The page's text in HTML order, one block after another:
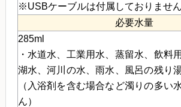
※USBケーブルは付属しておりません
必要水量
285ml
・水道水、工業用水、蒸留水、飲料
湖水、河川の水、雨水、風呂の残り
（入浴剤を含む場合など濁りの多い
ん）